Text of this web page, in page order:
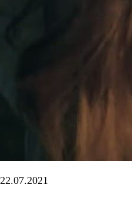
22.07.2021